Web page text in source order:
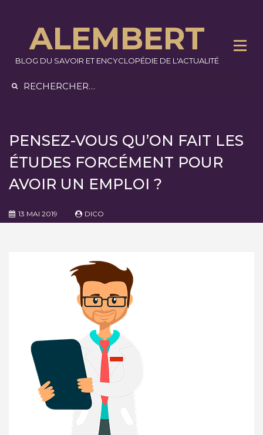
ALEMBERT
BLOG DU SAVOIR ET ENCYCLOPÉDIE DE L'ACTUALITÉ
PENSEZ-VOUS QU’ON FAIT LES
ÉTUDES FORCÉMENT POUR
AVOIR UN EMPLOI ?
13 MAI 2019 DICO